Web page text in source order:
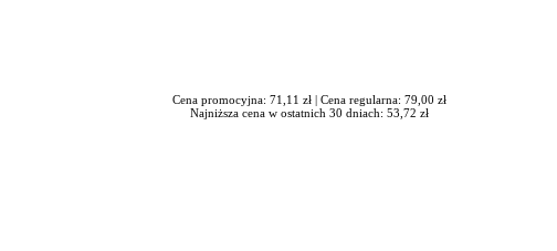
Cena promocyjna: 71,11 zł | Cena regularna: 79,00 zł
Najniższa cena w ostatnich 30 dniach: 53,72 zł